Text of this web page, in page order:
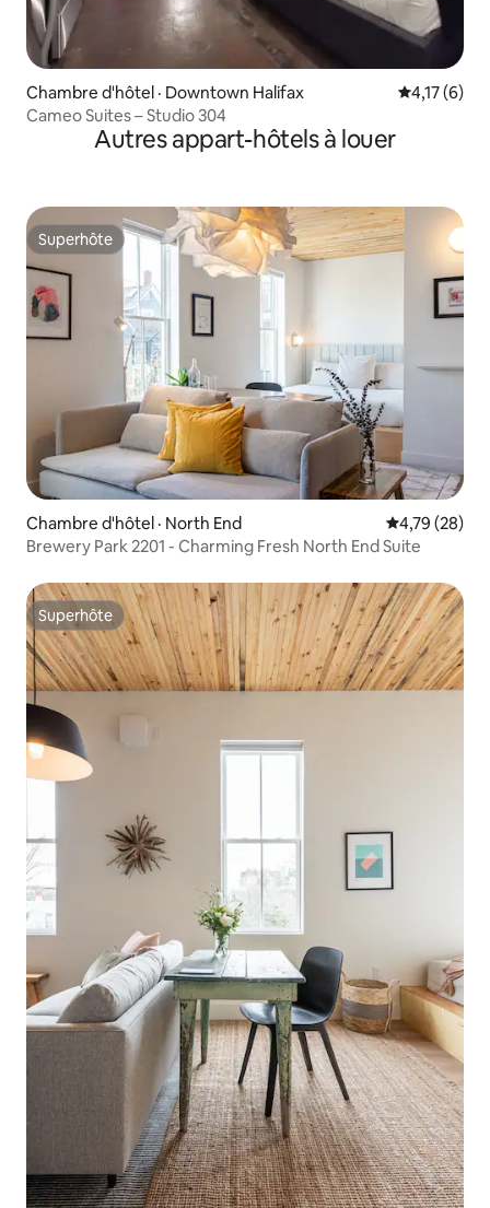
Chambre d'hôtel · Downtown Halifax Note
4,17 (6)
Cameo Suites – Studio 304
Autres appart-hôtels à louer
Superhôte
Superhôte
Chambre d'hôtel · North End Note
4,79 (28)
Brewery Park 2201 - Charming Fresh North End Suite
Superhôte
Superhôte